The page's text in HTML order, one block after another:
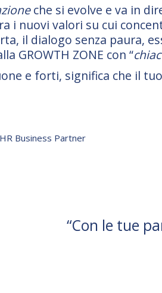
che si evolve e va in
i nuovi valori su cui
il dialogo senza paura,
GROWTH ZONE con “
e forti, significa che il
Business Partner
“Con le tue